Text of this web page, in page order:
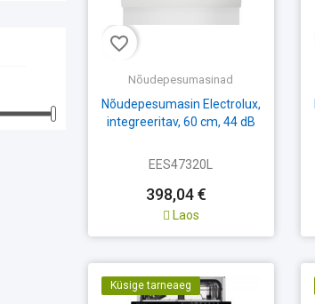
favorite_border
Nõudepesumasinad
Nõudepesumasin Electrolux,
integreeritav, 60 cm, 44 dB
EES47320L
398,04 €
Laos
Küsige tarneaeg